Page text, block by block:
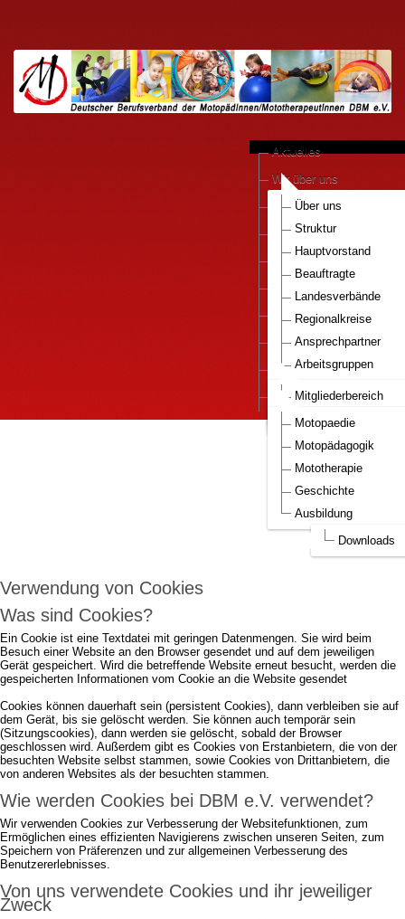
Aktuelles
Wir über uns
Über uns
Struktur
Hauptvorstand
Beauftragte
Landesverbände
Regionalkreise
Ansprechpartner
Arbeitsgruppen
anerkannte Praxen
Kooperationen
Motopädie konkret
Pressestimmen
DBM e.V.-Bestellservice
Mitglied werden..
Mitgliederbereich
Aufnahmeantrag
Infos Motopaedie
Motopaedie
Motopädagogik
Mototherapie
Geschichte
Ausbildung
Downloads
Um die Webseite optimal gestalten und
fortlaufend verbessern zu können, verwendet
Durch die weitere Nutzung der Webseite stimmen Sie der Verwendung von
Verwendung von Cookies
Was sind Cookies?
Ein Cookie ist eine Textdatei mit geringen Datenmengen. Sie wird beim
Besuch einer Website an den Browser gesendet und auf dem jeweiligen
Gerät gespeichert. Wird die betreffende Website erneut besucht, werden die
gespeicherten Informationen vom Cookie an die Website gesendet
Cookies können dauerhaft sein (persistent Cookies), dann verbleiben sie auf
dem Gerät, bis sie gelöscht werden. Sie können auch temporär sein
(Sitzungscookies), dann werden sie gelöscht, sobald der Browser
geschlossen wird. Außerdem gibt es Cookies von Erstanbietern, die von der
besuchten Website selbst stammen, sowie Cookies von Drittanbietern, die
von anderen Websites als der besuchten stammen.
Wie werden Cookies bei DBM e.V. verwendet?
Wir verwenden Cookies zur Verbesserung der Websitefunktionen, zum
Ermöglichen eines effizienten Navigierens zwischen unseren Seiten, zum
Speichern von Präferenzen und zur allgemeinen Verbesserung des
Benutzererlebnisses.
Von uns verwendete Cookies und ihr jeweiliger
Zweck